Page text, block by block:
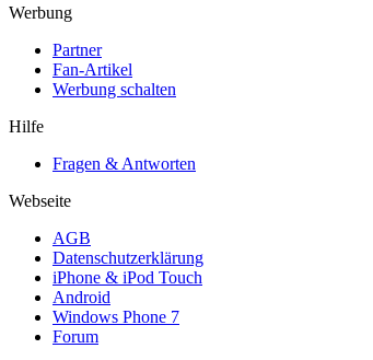
Werbung
Partner
Fan-Artikel
Werbung schalten
Hilfe
Fragen & Antworten
Webseite
AGB
Datenschutzerklärung
iPhone & iPod Touch
Android
Windows Phone 7
Forum